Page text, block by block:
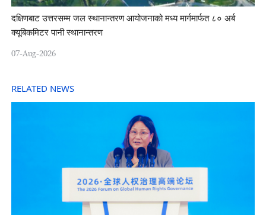
दक्षिणबाट उत्तरसम्म जल स्थानान्तरण आयोजनाको मध्य मार्गमार्फत ८० अर्ब
क्यूबिकमिटर पानी स्थानान्तरण
07-Aug-2026
RELATED NEWS